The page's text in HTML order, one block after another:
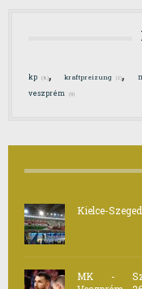
kp (8),kraftpreizung (1),
veszprém (9)
Kielce-
MK -